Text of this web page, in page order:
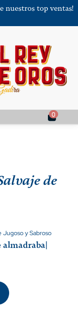
nuestros top ventas!
0
de